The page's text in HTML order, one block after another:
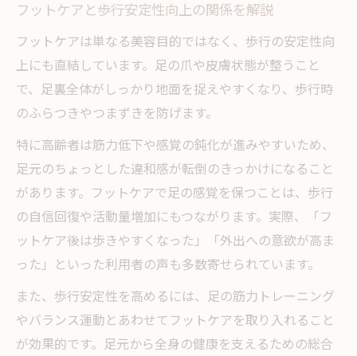
フットケアと歩行安定性向上の関係を解説
フットケアは単なる美容目的ではなく、歩行の安定性向
上にも直結しています。足の爪や皮膚状態が整うこと
で、足裏全体がしっかり地面を捉えやすくなり、歩行時
のふらつきやつまずきを防げます。
特に高齢者は筋力低下や感覚の鈍化が進みやすいため、
足元のちょっとした違和感が転倒のきっかけになること
があります。フットケアで足の感覚を保つことは、歩行
の自信回復や活動量増加にもつながります。実際、「フ
ットケア後は歩きやすくなった」「外出への意欲が高ま
った」といった利用者の声も多数寄せられています。
また、歩行安定性を高めるには、足の筋力トレーニング
やバランス運動とあわせてフットケアを取り入れること
が効果的です。足元から全身の健康を支えるための総合